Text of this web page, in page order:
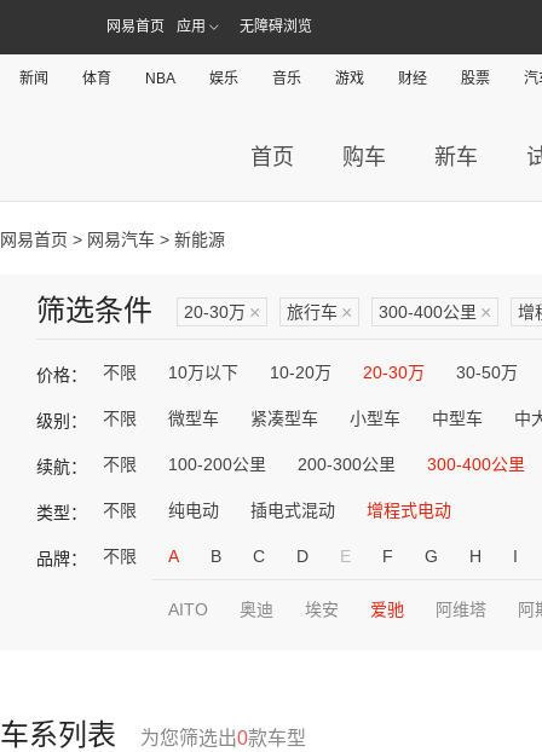
网易首页 应用 无障碍浏览
新闻 体育 NBA 娱乐 音乐 游戏 财经 股票 汽
首页 购车 新车
网易首页 > 网易汽车 > 新能源
筛选条件 20-30万 × 旅行车 × 300-400公里 × 增
价格： 不限 10万以下 10-20万 20-30万 30-50万
级别： 不限 微型车 紧凑型车 小型车 中型车 中
续航： 不限 100-200公里 200-300公里 300-400公里
类型： 不限 纯电动 插电式混动 增程式电动
品牌： 不限 A B C D E F G H I
AITO 奥迪 埃安 爱驰 阿维塔 阿
车系列表 为您筛选出0款车型